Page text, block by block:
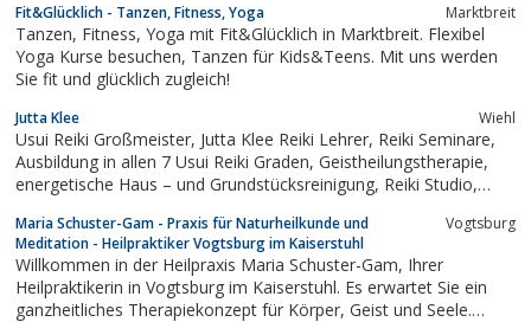
Wirbelsäule. Thema der ersten Feldenkrais-CD: Beweglichkeit für
Rücken, Lendenwirbelsäule...
Fit&Glücklich - Tanzen, Fitness, Yoga Marktbreit
Tanzen, Fitness, Yoga mit Fit&Glücklich in Marktbreit. Flexibel
Yoga Kurse besuchen, Tanzen für Kids&Teens. Mit uns werden
Sie fit und glücklich zugleich!
Jutta Klee Wiehl
Usui Reiki Großmeister, Jutta Klee Reiki Lehrer, Reiki Seminare,
Ausbildung in allen 7 Usui Reiki Graden, Geistheilungstherapie,
energetische Haus – und Grundstücksreinigung, Reiki Studio,
Wiehl in der Nähe von Gummersbach, NRW.Die Reiki Seminare
finden in...
Maria Schuster-Gam - Praxis für Naturheilkunde und
Meditation - Heilpraktiker Vogtsburg im Kaiserstuhl
Vogtsburg
Willkommen in der Heilpraxis Maria Schuster-Gam, Ihrer
Heilpraktikerin in Vogtsburg im Kaiserstuhl. Es erwartet Sie ein
ganzheitliches Therapiekonzept für Körper, Geist und Seele.